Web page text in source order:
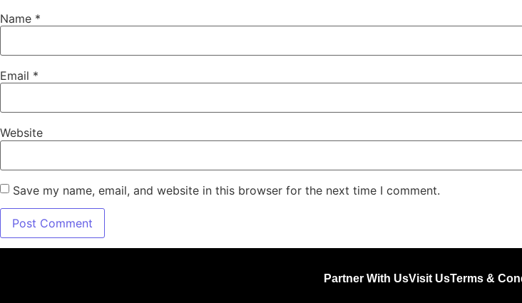
Name *
Email *
Website
Save my name, email, and website in this browser for the next time I comment.
Partner With UsVisit UsTerms &